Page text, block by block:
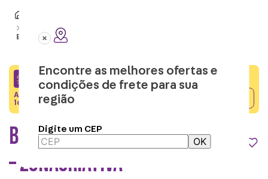
Encontre as melhores ofertas e
condições de frete para sua
região
Digite um CEP
OK
Bolsa para Garrafa
Bolsa para Garrafa Vita Noir – Zonacriativa
CRIATIVA5
Adicione o cupom no carrinho e ganhe desconto na
1a compra.
BOLSA PARA GARRAFA VITA NOIR
– ZONACRIATIVA